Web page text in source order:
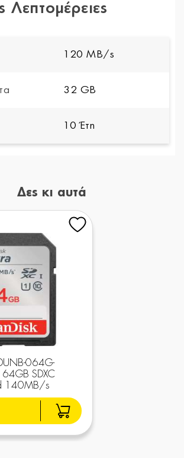
Λεπτομέρειες
120 MB/s
32 GB
10 Έτη
Δες κι αυτά
064G-
SDXC
140MB/s